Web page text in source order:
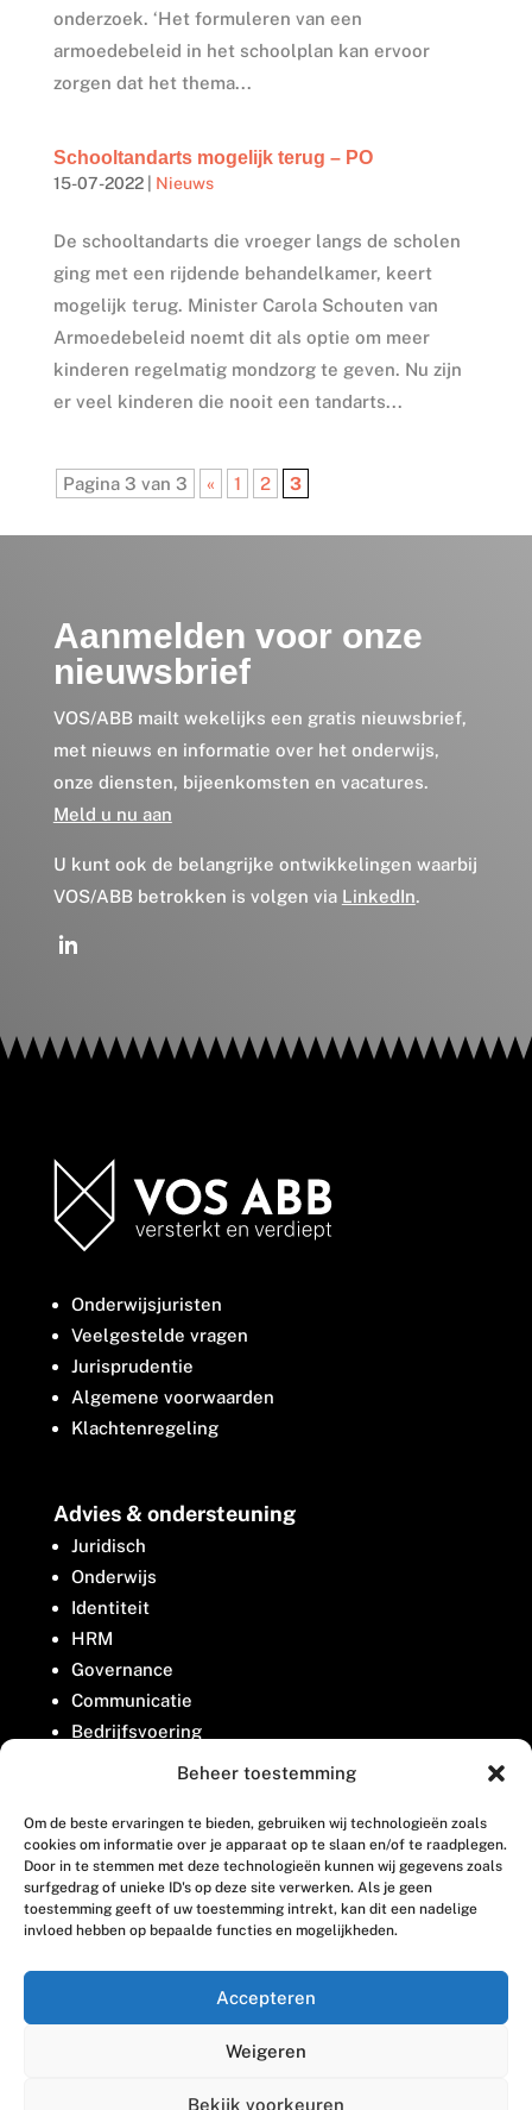
Beheer toestemming
Om de beste ervaringen te bieden, gebruiken wij technologieën zoals
cookies om informatie over je apparaat op te slaan en/of te raadplegen.
Door in te stemmen met deze technologieën kunnen wij gegevens zoals
surfgedrag of unieke ID's op deze site verwerken. Als je geen
toestemming geeft of uw toestemming intrekt, kan dit een nadelige
invloed hebben op bepaalde functies en mogelijkheden.
Accepteren
Weigeren
Bekijk voorkeuren
onderzoek. ‘Het formuleren van een
armoedebeleid in het schoolplan kan ervoor
zorgen dat het thema...
Schooltandarts mogelijk terug – PO
15-07-2022| Nieuws
De schooltandarts die vroeger langs de scholen
ging met een rijdende behandelkamer, keert
mogelijk terug. Minister Carola Schouten van
Armoedebeleid noemt dit als optie om meer
kinderen regelmatig mondzorg te geven. Nu zijn
er veel kinderen die nooit een tandarts...
Pagina 3 van 3 « 1 2 3
Aanmelden voor onze
nieuwsbrief
VOS/ABB mailt wekelijks een gratis nieuwsbrief,
met nieuws en informatie over het onderwijs,
onze diensten, bijeenkomsten en vacatures.
Meld u nu aan
U kunt ook de belangrijke ontwikkelingen waarbij
VOS/ABB betrokken is volgen via LinkedIn.
Onderwijsjuristen
Veelgestelde vragen
Jurisprudentie
Algemene voorwaarden
Klachtenregeling
Advies & ondersteuning
Juridisch
Onderwijs
Identiteit
HRM
Governance
Communicatie
Bedrijfsvoering
Belangenbehartiging
Contact
Houttuinlaan 8
3447 GM Woerden